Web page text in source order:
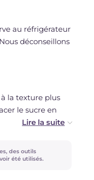
au réfrigérateur
déconseillons
la texture plus
le sucre en
prononcée,
pouvez
des outils
été utilisés.